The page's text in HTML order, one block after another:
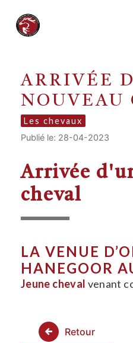
ARRIVÉE
NOUVEAU
Les chevaux
Publié le: 28-04-2023
Arrivée
cheval
LA VENUE
HANEGOOR
Jeune cheval venant
Retour